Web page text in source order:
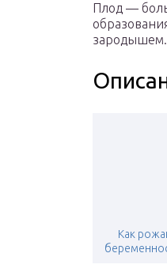
Плод —
зародышем.
Как